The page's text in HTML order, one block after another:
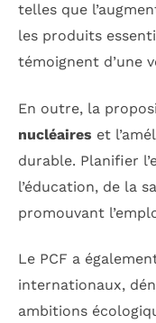
telles que
les produits
témoignent d’une
En outre, la
nucléaires et
durable. Planifier
l’éducation, de la
promouvant
Le PCF a
internationaux,
ambitions